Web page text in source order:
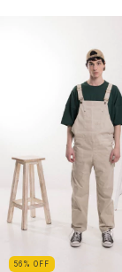
56 % OFF